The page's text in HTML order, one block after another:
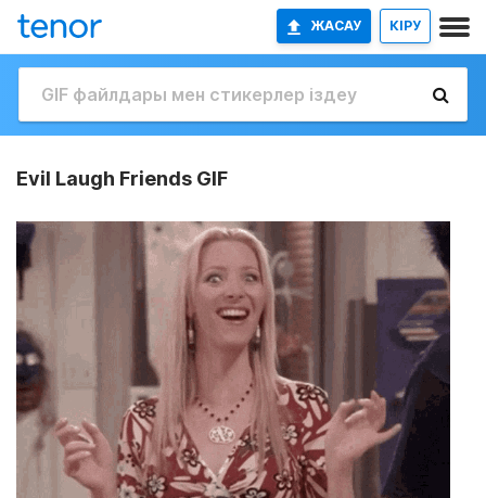
ЖАСАУ КІРУ
Evil Laugh Friends GIF